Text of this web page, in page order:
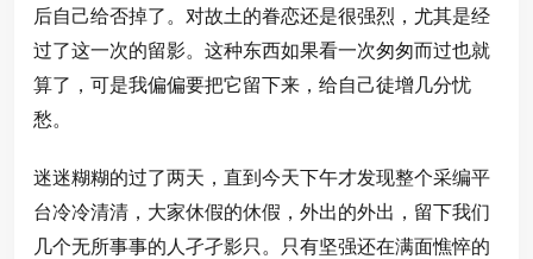
后自己给否掉了。对故土的眷恋还是很强烈，尤其是经
过了这一次的留影。这种东西如果看一次匆匆而过也就
算了，可是我偏偏要把它留下来，给自己徒增几分忧
愁。
迷迷糊糊的过了两天，直到今天下午才发现整个采编平
台冷冷清清，大家休假的休假，外出的外出，留下我们
几个无所事事的人孑孑影只。只有坚强还在满面憔悴的